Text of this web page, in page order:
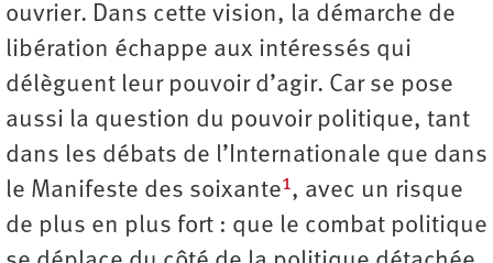
ouvrier. Dans cette vision, la démarche de
libération échappe aux intéressés qui
délèguent leur pouvoir d’agir. Car se pose
aussi la question du pouvoir politique, tant
dans les débats de l’Internationale que dans
le Manifeste des soixante1, avec un risque
de plus en plus fort : que le combat politique